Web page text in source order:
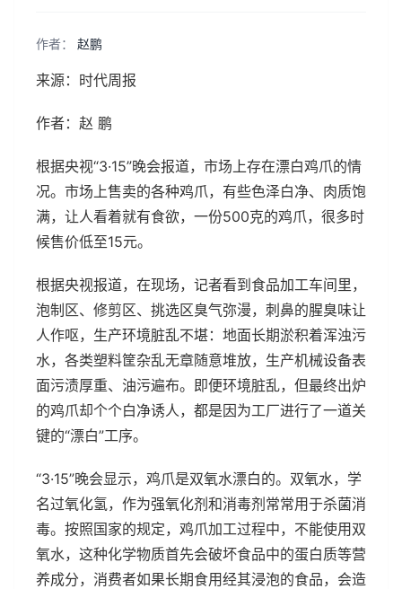
作者： 赵鹏
来源：时代周报
作者：赵 鹏
根据央视“3·15”晚会报道，市场上存在漂白鸡爪的情
况。市场上售卖的各种鸡爪，有些色泽白净、肉质饱
满，让人看着就有食欲，一份500克的鸡爪，很多时
候售价低至15元。
根据央视报道，在现场，记者看到食品加工车间里，
泡制区、修剪区、挑选区臭气弥漫，刺鼻的腥臭味让
人作呕，生产环境脏乱不堪：地面长期淤积着浑浊污
水，各类塑料筐杂乱无章随意堆放，生产机械设备表
面污渍厚重、油污遍布。即便环境脏乱，但最终出炉
的鸡爪却个个白净诱人，都是因为工厂进行了一道关
键的“漂白”工序。
“3·15”晚会显示，鸡爪是双氧水漂白的。双氧水，学
名过氧化氢，作为强氧化剂和消毒剂常常用于杀菌消
毒。按照国家的规定，鸡爪加工过程中，不能使用双
氧水，这种化学物质首先会破坏食品中的蛋白质等营
养成分，消费者如果长期食用经其浸泡的食品，会造